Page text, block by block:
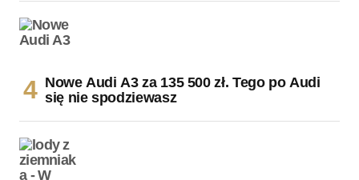
Nowe Audi A3 za 135 500 zł. Tego po Audi
się nie spodziewasz